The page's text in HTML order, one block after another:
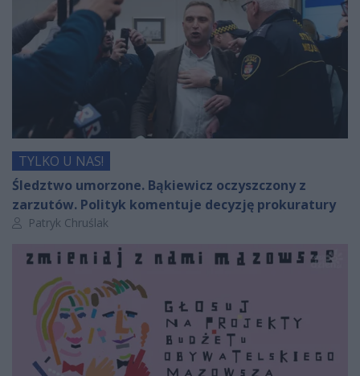
TYLKO U NAS!
Śledztwo umorzone. Bąkiewicz oczyszczony z
zarzutów. Polityk komentuje decyzję prokuratury
Autor artykułu:
Patryk Chruślak